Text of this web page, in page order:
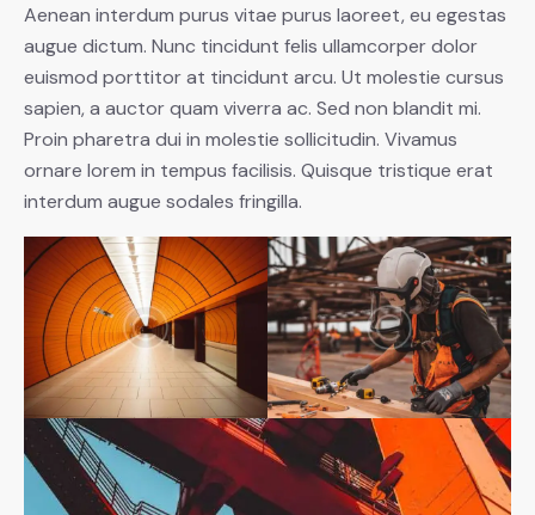
Aenean interdum purus vitae purus laoreet, eu egestas
augue dictum. Nunc tincidunt felis ullamcorper dolor
euismod porttitor at tincidunt arcu. Ut molestie cursus
sapien, a auctor quam viverra ac. Sed non blandit mi.
Proin pharetra dui in molestie sollicitudin. Vivamus
ornare lorem in tempus facilisis. Quisque tristique erat
interdum augue sodales fringilla.